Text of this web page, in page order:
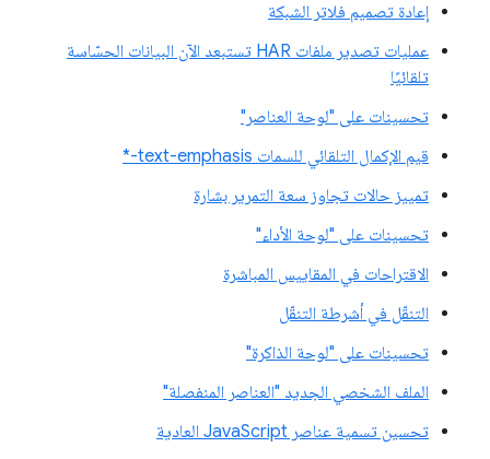
إعادة تصميم فلاتر الشبكة
عمليات تصدير ملفات HAR تستبعد الآن البيانات الحسّاسة
تلقائيًا
تحسينات على "لوحة العناصر"
قيم الإكمال التلقائي للسمات text-emphasis-*
تمييز حالات تجاوز سعة التمرير بشارة
تحسينات على "لوحة الأداء"
الاقتراحات في المقاييس المباشرة
التنقّل في أشرطة التنقّل
تحسينات على "لوحة الذاكرة"
الملف الشخصي الجديد "العناصر المنفصلة"
تحسين تسمية عناصر JavaScript العادية